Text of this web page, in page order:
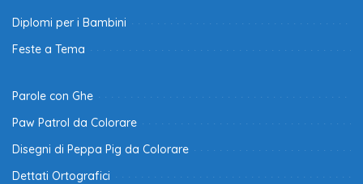
Diplomi per i Bambini
Feste a Tema
Parole con Ghe
Paw Patrol da Colorare
Disegni di Peppa Pig da Colorare
Dettati Ortografici